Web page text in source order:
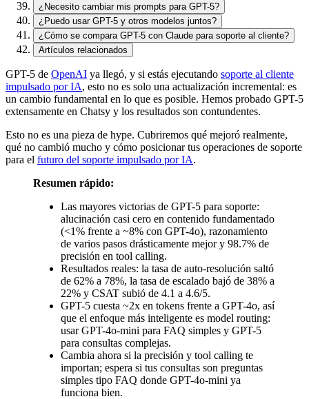
¿Necesito cambiar mis prompts para GPT-5?
¿Puedo usar GPT-5 y otros modelos juntos?
¿Cómo se compara GPT-5 con Claude para soporte al cliente?
Artículos relacionados
GPT-5 de OpenAI ya llegó, y si estás ejecutando soporte al cliente
impulsado por IA, esto no es solo una actualización incremental: es
un cambio fundamental en lo que es posible. Hemos probado GPT-5
extensamente en Chatsy y los resultados son contundentes.
Esto no es una pieza de hype. Cubriremos qué mejoró realmente,
qué no cambió mucho y cómo posicionar tus operaciones de soporte
para el futuro del soporte impulsado por IA.
Resumen rápido:
Las mayores victorias de GPT-5 para soporte:
alucinación casi cero en contenido fundamentado
(<1% frente a ~8% con GPT-4o), razonamiento
de varios pasos drásticamente mejor y 98.7% de
precisión en tool calling.
Resultados reales: la tasa de auto-resolución saltó
de 62% a 78%, la tasa de escalado bajó de 38% a
22% y CSAT subió de 4.1 a 4.6/5.
GPT-5 cuesta ~2x en tokens frente a GPT-4o, así
que el enfoque más inteligente es model routing:
usar GPT-4o-mini para FAQ simples y GPT-5
para consultas complejas.
Cambia ahora si la precisión y tool calling te
importan; espera si tus consultas son preguntas
simples tipo FAQ donde GPT-4o-mini ya
funciona bien.